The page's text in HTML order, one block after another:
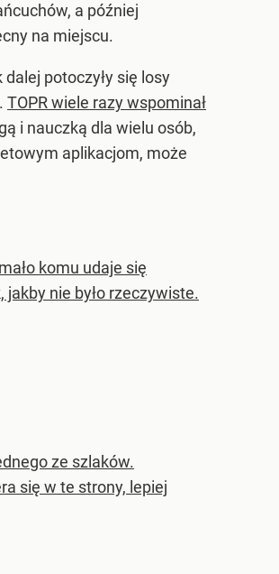
a później
na miejscu.
potoczyły się losy
TOPR wiele razy wspominał
i nauczką dla wielu osób,
aplikacjom, może
komu udaje się
nie było rzeczywiste.
ze szlaków.
się w te strony, lepiej